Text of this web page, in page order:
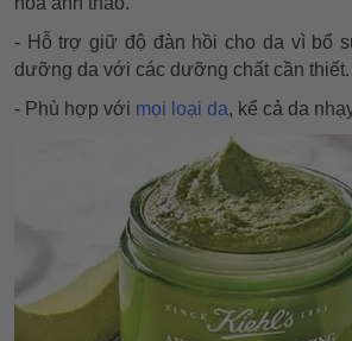
- Hỗ trợ giữ độ đàn hồi cho da vì bổ
dưỡng da với các dưỡng chất cần thiết.
- Phù hợp với mọi loại da, kể cả da